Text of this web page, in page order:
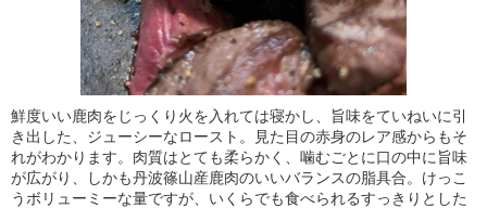
鮮度いい鹿肉をじっくり火を入れては寝かし、旨味をていねいに引
き出した、ジューシーなロースト。見た目の赤身のレア感からもそ
れがわかります。肉質はとても柔らかく、噛むごとに口の中に旨味
が広がり、しかも丹波篠山産鹿肉のいいバランスの脂具合。けっこ
うボリューミーな量ですが、いくらでも食べられるすっきりとした